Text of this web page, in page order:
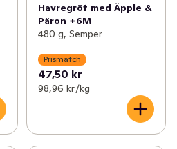
Havregröt med Äpple &
Päron +6M
480 g, Semper
Prismatch
47,50 kr
98,96 kr /kg